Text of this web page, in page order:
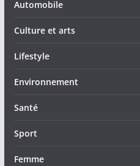
Automobile
Culture et arts
Lifestyle
Environnement
Santé
Sport
Femme